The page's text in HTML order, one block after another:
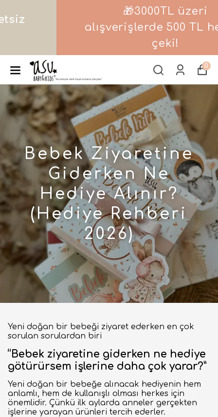
🎁3000TL üzeri
alışverişlerde 500 TL hediye
0
Bebek Ziyaretine
Giderken Ne
Hediye Alınır?
(Hediye Rehberi
2026)
Yeni doğan bir bebeği ziyaret ederken en çok
sorulan sorulardan biri
“Bebek ziyaretine giderken ne hediye
götürürsem işlerine daha çok yarar?”
Yeni doğan bir bebeğe alınacak hediyenin hem
anlamlı, hem de kullanışlı olması herkes için
önemlidir. Çünkü ilk aylarda anneler gerçekten
işlerine yarayan ürünleri tercih ederler.